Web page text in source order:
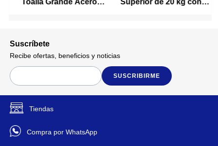
Toalla Grande Acero
Superior de 20 kg con
Suscríbete
Recibe ofertas, beneficios y noticias
SUSCRIBIRME
Tiendas
Compra por WhatsApp